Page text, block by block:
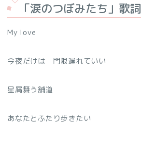
「涙のつぼみたち」歌詞
My love
今夜だけは 門限遅れていい
星屑舞う舗道
あなたとふたり歩きたい